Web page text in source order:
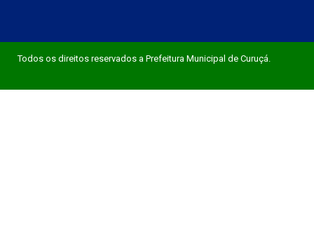
Todos os direitos reservados a Prefeitura Municipal de Curuçá.